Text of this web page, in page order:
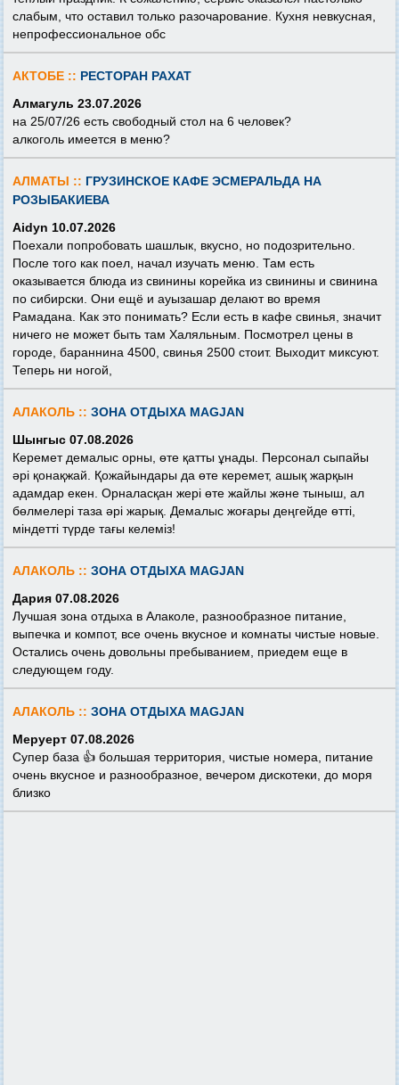
слабым, что оставил только разочарование. Кухня невкусная,
непрофессиональное обс
АКТОБЕ :: РЕСТОРАН РАХАТ
Алмагуль 23.07.2026
на 25/07/26 есть свободный стол на 6 человек?
алкоголь имеется в меню?
АЛМАТЫ :: ГРУЗИНСКОЕ КАФЕ ЭСМЕРАЛЬДА НА
РОЗЫБАКИЕВА
Aidyn 10.07.2026
Поехали попробовать шашлык, вкусно, но подозрительно.
После того как поел, начал изучать меню. Там есть
оказывается блюда из свинины корейка из свинины и свинина
по сибирски. Они ещё и ауызашар делают во время
Рамадана. Как это понимать? Если есть в кафе свинья, значит
ничего не может быть там Халяльным. Посмотрел цены в
городе, бараннина 4500, свинья 2500 стоит. Выходит миксуют.
Теперь ни ногой,
АЛАКОЛЬ :: ЗОНА ОТДЫХА MAGJAN
Шынгыс 07.08.2026
Керемет демалыс орны, өте қатты ұнады. Персонал сыпайы
әрі қонақжай. Қожайындары да өте керемет, ашық жарқын
адамдар екен. Орналасқан жері өте жайлы және тыныш, ал
бөлмелері таза әрі жарық. Демалыс жоғары деңгейде өтті,
міндетті түрде тағы келеміз!
АЛАКОЛЬ :: ЗОНА ОТДЫХА MAGJAN
Дария 07.08.2026
Лучшая зона отдыха в Алаколе, разнообразное питание,
выпечка и компот, все очень вкусное и комнаты чистые новые.
Остались очень довольны пребыванием, приедем еще в
следующем году.
АЛАКОЛЬ :: ЗОНА ОТДЫХА MAGJAN
Меруерт 07.08.2026
Супер база 👍 большая территория, чистые номера, питание
очень вкусное и разнообразное, вечером дискотеки, до моря
близко